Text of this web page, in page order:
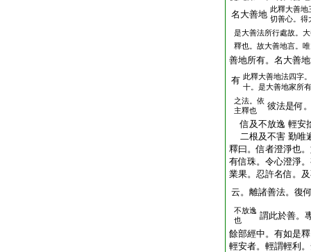
名大善地 此釋大善地
切善心。
是大善法所行處故。
釋也。故大善地言。
善地所有。名大善
有 此釋大善地法四字。
十。是大善地家所
之法。依
主釋也
彼法是何
信及不放逸 輕安
二根及不害 勤唯
釋曰。信者澄淨也
有信珠。令心澄淨
業果。忍許名信。
云。離諸善法。復
不放逸
也
謂此於善。
餘部經中。有如是
輕安者。輕謂輕利